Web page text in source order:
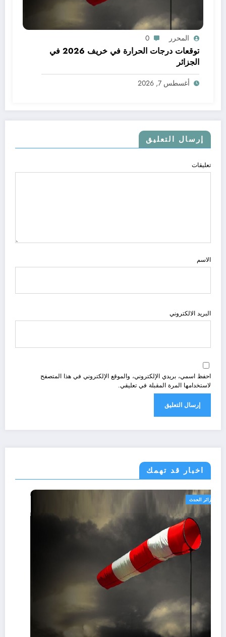
المحرر 0
توقعات درجات الحرارة في خريف 2026 في
الجزائر
أغسطس 7, 2026
إرسال التعليق
تعليقات
الاسم
البريد الالكتروني
احفظ اسمي، بريدي الإلكتروني، والموقع الإلكتروني في هذا المتصفح
لاستخدامها المرة المقبلة في تعليقي.
اخبار قد تهمك
الجزائر الحدث